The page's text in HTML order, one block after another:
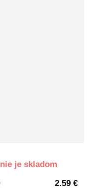
je skladom
2.59 €